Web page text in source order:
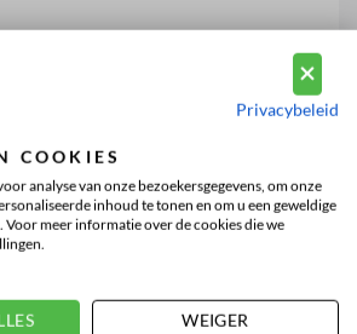
Privacybeleid
COOKIES
analyse van onze bezoekersgegevens, om onze
inhoud te tonen en om u een geweldige
meer informatie over de cookies die we
WEIGER